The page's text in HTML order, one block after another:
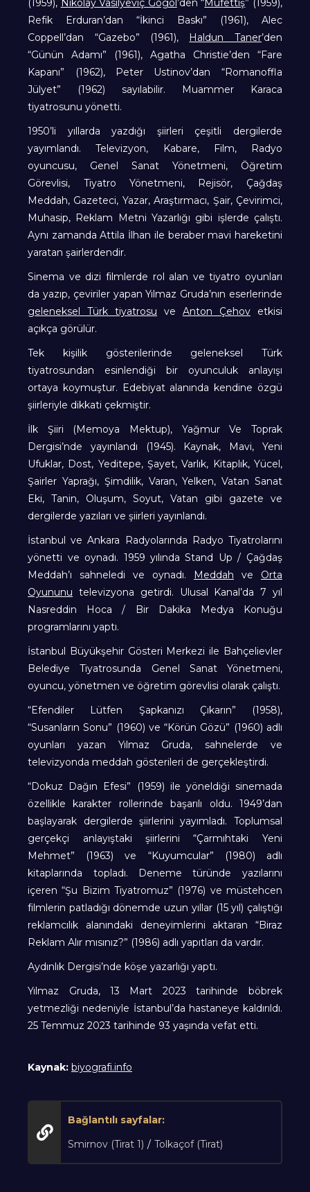
(1959), Nikolay Vasilyeviç Gogol’den “Müfettiş” (1959),
Refik Erduran’dan “İkinci Baskı” (1961), Alec
Coppell’dan “Gazebo” (1961), Haldun Taner’den
“Günün Adamı” (1961), Agatha Christie’den “Fare
Kapanı” (1962), Peter Ustinov’dan “Romanoffla
Jülyet” (1962) sayılabilir. Muammer Karaca
tiyatrosunu yönetti.
1950’li yıllarda yazdığı şiirleri çeşitli dergilerde
yayımlandı. Televizyon, Kabare, Film, Radyo
oyuncusu, Genel Sanat Yönetmeni, Öğretim
Görevlisi, Tiyatro Yönetmeni, Rejisör, Çağdaş
Meddah, Gazeteci, Yazar, Araştırmacı, Şair, Çevirimci,
Muhasip, Reklam Metni Yazarlığı gibi işlerde çalıştı.
Aynı zamanda Attila İlhan ile beraber mavi hareketini
yaratan şairlerdendir.
Sinema ve dizi filmlerde rol alan ve tiyatro oyunları
da yazıp, çeviriler yapan Yılmaz Gruda’nın eserlerinde
geleneksel Türk tiyatrosu ve Anton Çehovetkisi
açıkça görülür.
Tek kişilik gösterilerinde geleneksel Türk
tiyatrosundan esinlendiği bir oyunculuk anlayışı
ortaya koymuştur. Edebiyat alanında kendine özgü
şiirleriyle dikkati çekmiştir.
İlk Şiiri (Memoya Mektup), Yağmur Ve Toprak
Dergisi’nde yayınlandı (1945). Kaynak, Mavi, Yeni
Ufuklar, Dost, Yeditepe, Şayet, Varlık, Kitaplık, Yücel,
Şairler Yaprağı, Şimdilik, Varan, Yelken, Vatan Sanat
Eki, Tanin, Oluşum, Soyut, Vatan gibi gazete ve
dergilerde yazıları ve şiirleri yayınlandı.
İstanbul ve Ankara Radyolarında Radyo Tiyatrolarını
yönetti ve oynadı. 1959 yılında Stand Up / Çağdaş
Meddah’ı sahneledi ve oynadı.
Meddah ve Orta
Oyununu televizyona getirdi. Ulusal Kanal’da 7 yıl
Nasreddin Hoca / Bir Dakika Medya Konuğu
programlarını yaptı.
İstanbul Büyükşehir Gösteri Merkezi ile Bahçelievler
Belediye Tiyatrosunda Genel Sanat Yönetmeni,
oyuncu, yönetmen ve öğretim görevlisi olarak çalıştı.
“Efendiler Lütfen Şapkanızı Çıkarın” (1958),
“Susanların Sonu” (1960) ve “Körün Gözü” (1960) adlı
oyunları yazan Yılmaz Gruda, sahnelerde ve
televizyonda meddah gösterileri de gerçekleştirdi.
“Dokuz Dağın Efesi” (1959) ile yöneldiği sinemada
özellikle karakter rollerinde başarılı oldu. 1949’dan
başlayarak dergilerde şiirlerini yayımladı. Toplumsal
gerçekçi anlayıştaki şiirlerini “Çarmıhtaki Yeni
Mehmet” (1963) ve “Kuyumcular” (1980) adlı
kitaplarında topladı. Deneme türünde yazılarını
içeren “Şu Bizim Tiyatromuz” (1976) ve müstehcen
filmlerin patladığı dönemde uzun yıllar (15 yıl) çalıştığı
reklamcılık alanındaki deneyimlerini aktaran “Biraz
Reklam Alır mısınız?” (1986) adlı yapıtları da vardır.
Aydınlık Dergisi’nde köşe yazarlığı yaptı.
Yılmaz Gruda, 13 Mart 2023 tarihinde böbrek
yetmezliği nedeniyle İstanbul’da hastaneye kaldırıldı.
25 Temmuz 2023 tarihinde 93 yaşında vefat etti.
Kaynak: biyografi.info
Bağlantılı sayfalar:
Smirnov (Tirat 1) / Tolkaçof (Tirat)